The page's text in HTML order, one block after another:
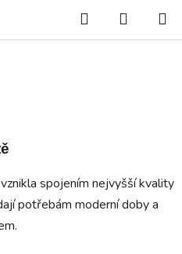
Hledat
KOŠÍK
vznikla spojením nejvyšší kvality
potřebám moderní doby a